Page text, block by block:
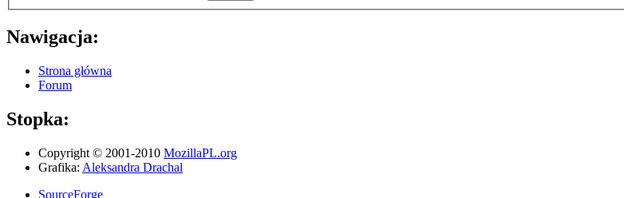
Nawigacja:
Strona główna
Forum
Stopka:
Copyright © 2001-2010 MozillaPL.org
Grafika: Aleksandra Drachal
SourceForge